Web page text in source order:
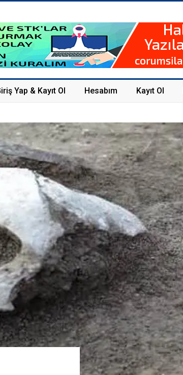
Yap & Kayıt Ol Hesabım Kayıt Ol